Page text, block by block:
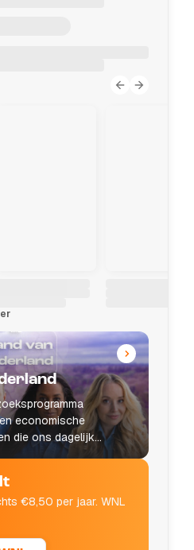
economische
die ons dagelijks
€8,50 per jaar. WNL